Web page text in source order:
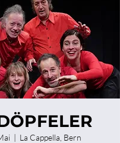
  |
La Cappella, Bern